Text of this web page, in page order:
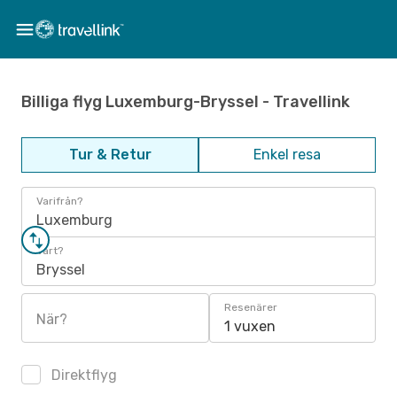
Billiga flyg Luxemburg-Bryssel - Travellink
Tur & Retur Enkel resa
Varifrån?
Luxemburg
Vart?
Bryssel
När?
Resenärer
1 vuxen
Direktflyg